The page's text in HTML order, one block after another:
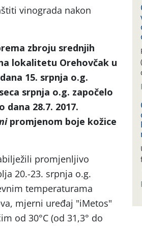
vinograda nakon
zbroju srednjih
lokalitetu Orehovčak u
15. srpnja o.g.
srpnja o.g. započelo
28.7. 2017.
promjenom boje kožice
promjenljivo
20.-23. srpnja o.g.
temperaturama
mjerni uređaj "iMetos"
od 30°C (od 31,3° do